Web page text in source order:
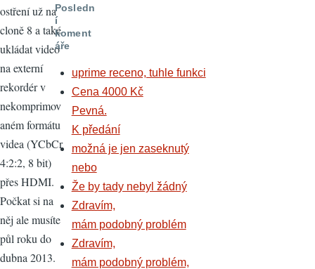
ostření už na
cloně 8 a také
ukládat video
na externí
rekordér v
nekomprimov
aném formátu
videa (YCbCr
4:2:2, 8 bit)
přes HDMI.
Počkat si na
něj ale musíte
půl roku do
dubna 2013.
Posledn
í
koment
áře
uprime receno, tuhle funkci
Cena 4000 Kč
Pevná.
K předání
možná je jen zaseknutý
nebo
Že by tady nebyl žádný
Zdravím,
mám podobný problém
Zdravím,
mám podobný problém,